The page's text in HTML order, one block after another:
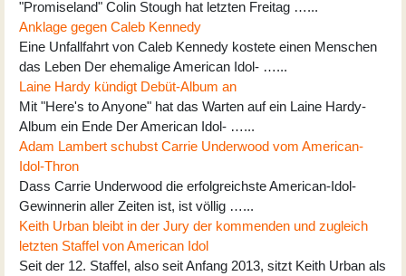
"Promiseland" Colin Stough hat letzten Freitag …...
Anklage gegen Caleb Kennedy
Eine Unfallfahrt von Caleb Kennedy kostete einen Menschen
das Leben Der ehemalige American Idol- …...
Laine Hardy kündigt Debüt-Album an
Mit "Here's to Anyone" hat das Warten auf ein Laine Hardy-
Album ein Ende Der American Idol- …...
Adam Lambert schubst Carrie Underwood vom American-
Idol-Thron
Dass Carrie Underwood die erfolgreichste American-Idol-
Gewinnerin aller Zeiten ist, ist völlig …...
Keith Urban bleibt in der Jury der kommenden und zugleich
letzten Staffel von American Idol
Seit der 12. Staffel, also seit Anfang 2013, sitzt Keith Urban als